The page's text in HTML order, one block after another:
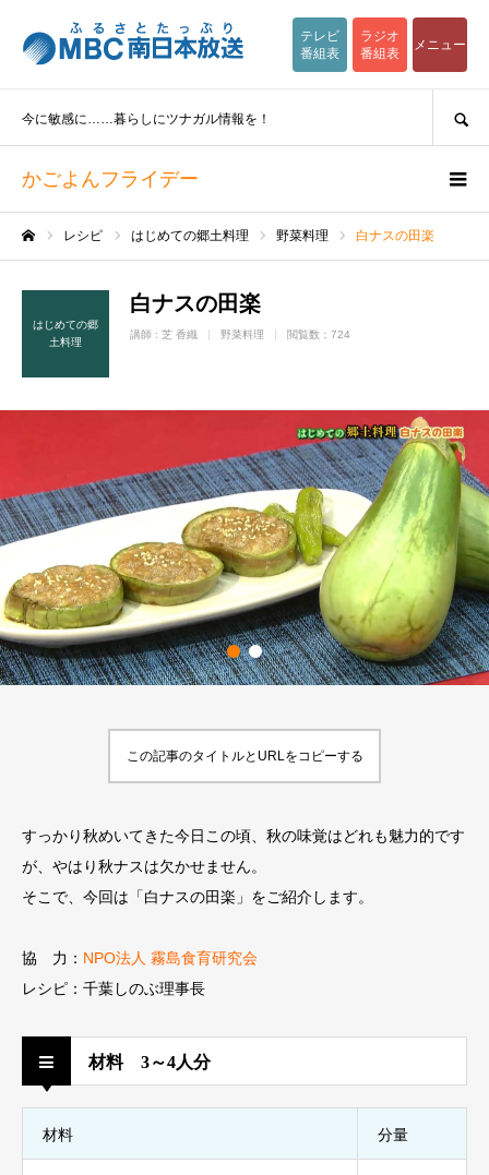
テレビ
番組表
ラジオ
番組表
メニュー
かごよんフライデー
今に敏感に……暮らしにツナガル情報を！
レシピ はじめての郷土料理 野菜料理 白ナスの田楽
はじめての郷
土料理
白ナスの田楽
講師 : 芝 香織 野菜料理 閲覧数：724
この記事のタイトルとURLをコピーする
すっかり秋めいてきた今日この頃、秋の味覚はどれも魅力的です
が、やはり秋ナスは欠かせません。
そこで、今回は「白ナスの田楽」をご紹介します。
協 力： NPO法人 霧島食育研究会
レシピ：千葉しのぶ理事長
材料 3～4人分
材料 分量